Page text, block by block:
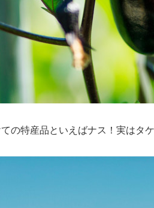
の特産品といえばナス！実はタ